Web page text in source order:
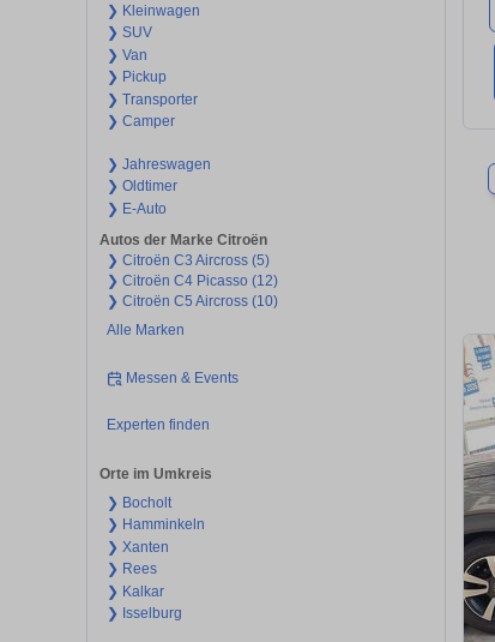
❯ Kleinwagen
❯ SUV
❯ Van
❯ Pickup
❯ Transporter
❯ Camper
❯ Jahreswagen
❯ Oldtimer
❯ E-Auto
Autos der Marke Citroën
❯ Citroën C3 Aircross (5)
❯ Citroën C4 Picasso (12)
❯ Citroën C5 Aircross (10)
Alle Marken
Messen & Events
Experten finden
Orte im Umkreis
❯ Bocholt
❯ Hamminkeln
❯ Xanten
❯ Rees
❯ Kalkar
❯ Isselburg